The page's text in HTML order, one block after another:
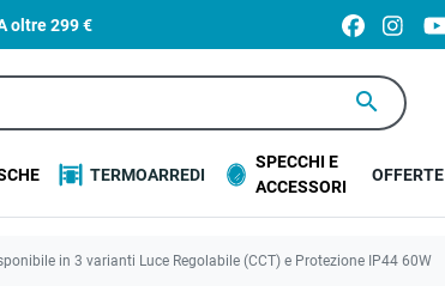
oltre299 €
search
TERMOARREDI
SPECCHI E
ACCESSORI
OFFERTE
in 3 varianti Luce Regolabile (CCT) e Protezione IP44 60W